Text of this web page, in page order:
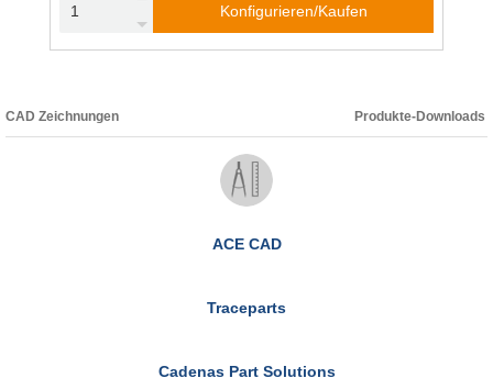
Konfigurieren/Kaufen
CAD Zeichnungen Produkte-Downloads
ACE CAD
Traceparts
Cadenas Part Solutions